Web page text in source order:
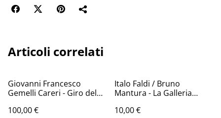
Articoli correlati
Giovanni Francesco
Gemelli Careri - Giro del
1993 - 1a ed.)
100,00 €
Italo Faldi / Bruno
Mantura - La Galleria
- ( Banca Popolare di
10,00 €